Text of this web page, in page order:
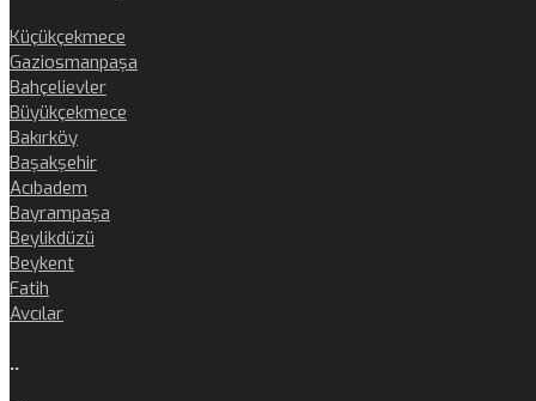
Küçükçekmece
Gaziosmanpaşa
Bahçelievler
Büyükçekmece
Bakırköy
Başakşehir
Acıbadem
Bayrampaşa
Beylikdüzü
Beykent
Fatih
Avcılar
..